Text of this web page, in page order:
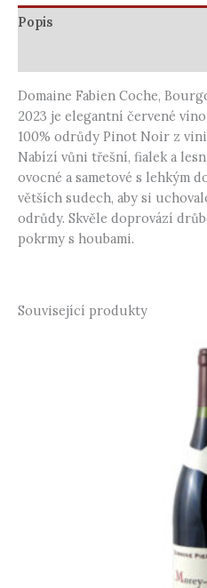
Popis
Domaine Fabien Coche,
2023 je elegantní červené
100% odrůdy Pinot Noir z
Nabízí vůni třešní, fialek a
ovocné a sametové s lehkým
větších sudech, aby si
odrůdy. Skvěle doprovází
pokrmy s houbami.
Související produkty